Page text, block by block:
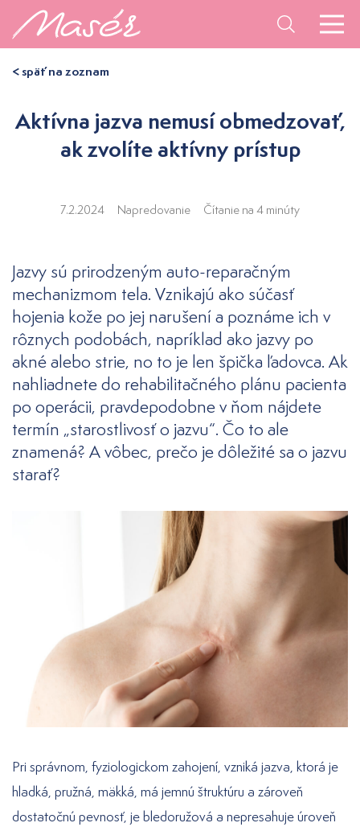
< späť na zoznam
Aktívna jazva nemusí obmedzovať,
ak zvolíte aktívny prístup
7.2.2024 Napredovanie Čítanie na 4 minúty
Jazvy sú prirodzeným auto-reparačným
mechanizmom tela. Vznikajú ako súčasť
hojenia kože po jej narušení a poznáme ich v
rôznych podobách, napríklad ako jazvy po
akné alebo strie, no to je len špička ľadovca. Ak
nahliadnete do rehabilitačného plánu pacienta
po operácii, pravdepodobne v ňom nájdete
termín „starostlivosť o jazvu“. Čo to ale
znamená? A vôbec, prečo je dôležité sa o jazvu
starať?
Pri správnom, fyziologickom zahojení, vzniká jazva, ktorá je
hladká, pružná, mäkká, má jemnú štruktúru a zároveň
dostatočnú pevnosť, je bledoružová a nepresahuje úroveň